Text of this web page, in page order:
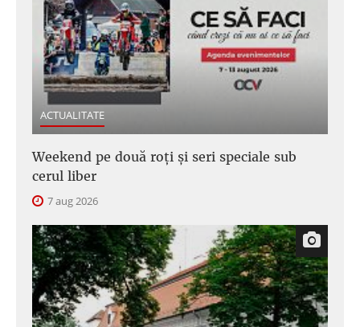
ACTUALITATE
Weekend pe două roți și seri speciale sub
cerul liber
7 aug 2026